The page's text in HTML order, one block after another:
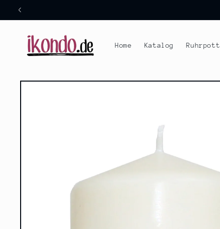
zum
Inhalt
Home Katalog Ruhrpott